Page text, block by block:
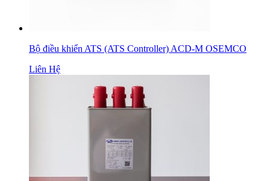
Bộ điều khiển ATS (ATS Controller) ACD-M OSEMCO
Liên Hệ